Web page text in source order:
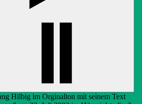
Gesellschaft e.V.
Hilbig im Orginalton mit seinem Text